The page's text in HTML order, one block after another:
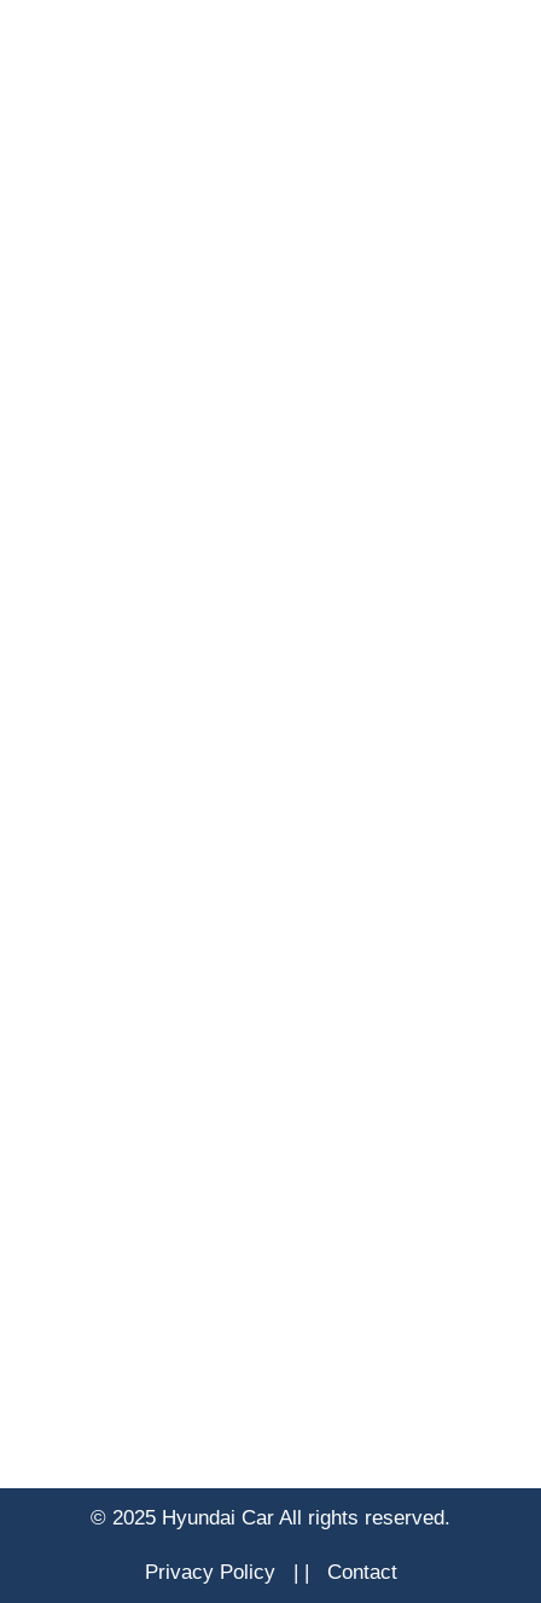
© 2025 Hyundai Car All rights reserved.
Privacy Policy | | Contact